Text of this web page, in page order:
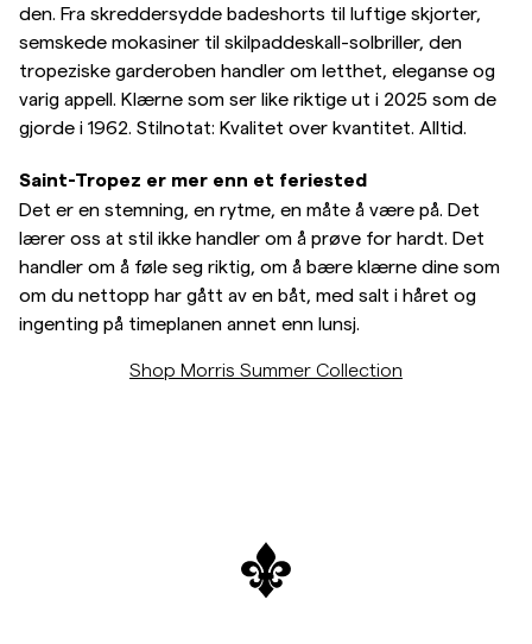
den. Fra skreddersydde badeshorts til luftige skjorter,
semskede mokasiner til skilpaddeskall-solbriller, den
tropeziske garderoben handler om letthet, eleganse og
varig appell. Klærne som ser like riktige ut i 2025 som de
gjorde i 1962. Stilnotat: Kvalitet over kvantitet. Alltid.
Saint-Tropez er mer enn et feriested
Det er en stemning, en rytme, en måte å være på. Det
lærer oss at stil ikke handler om å prøve for hardt. Det
handler om å føle seg riktig, om å bære klærne dine som
om du nettopp har gått av en båt, med salt i håret og
ingenting på timeplanen annet enn lunsj.
Shop Morris Summer Collection